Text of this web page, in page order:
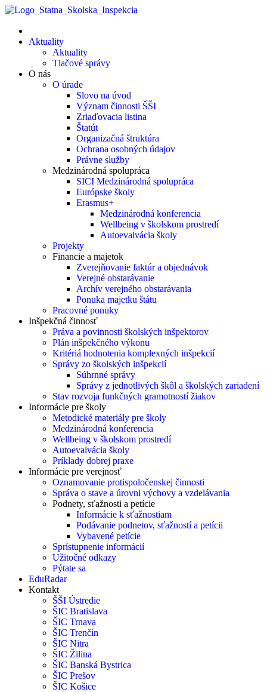
Aktuality
Aktuality
Tlačové správy
O nás
O úrade
Slovo na úvod
Význam činnosti ŠŠI
Zriaďovacia listina
Štatút
Organizačná štruktúra
Ochrana osobných údajov
Právne služby
Medzinárodná spolupráca
SICI Medzinárodná spolupráca
Európske školy
Erasmus+
Medzinárodná konferencia
Wellbeing v školskom prostredí
Autoevalvácia školy
Projekty
Financie a majetok
Zverejňovanie faktúr a objednávok
Verejné obstarávanie
Archív verejného obstarávania
Ponuka majetku štátu
Pracovné ponuky
Inšpekčná činnosť
Práva a povinnosti školských inšpektorov
Plán inšpekčného výkonu
Kritériá hodnotenia komplexných inšpekcií
Správy zo školských inšpekcií
Súhrnné správy
Správy z jednotlivých škôl a školských zariadení
Stav rozvoja funkčných gramotností žiakov
Informácie pre školy
Metodické materiály pre školy
Medzinárodná konferencia
Wellbeing v školskom prostredí
Autoevalvácia školy
Príklady dobrej praxe
Informácie pre verejnosť
Oznamovanie protispoločenskej činnosti
Správa o stave a úrovni výchovy a vzdelávania
Podnety, sťažnosti a petície
Informácie k sťažnostiam
Podávanie podnetov, sťažností a petícii
Vybavené petície
Sprístupnenie informácií
Užitočné odkazy
Pýtate sa
EduRadar
Kontakt
ŠŠI Ústredie
ŠIC Bratislava
ŠIC Trnava
ŠIC Trenčín
ŠIC Nitra
ŠIC Žilina
ŠIC Banská Bystrica
ŠIC Prešov
ŠIC Košice